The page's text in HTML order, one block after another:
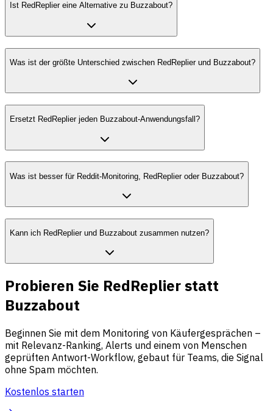
Ist RedReplier eine Alternative zu Buzzabout?
Was ist der größte Unterschied zwischen RedReplier und Buzzabout?
Ersetzt RedReplier jeden Buzzabout-Anwendungsfall?
Was ist besser für Reddit-Monitoring, RedReplier oder Buzzabout?
Kann ich RedReplier und Buzzabout zusammen nutzen?
Probieren Sie RedReplier statt
Buzzabout
Beginnen Sie mit dem Monitoring von Käufergesprächen –
mit Relevanz-Ranking, Alerts und einem von Menschen
geprüften Antwort-Workflow, gebaut für Teams, die Signal
ohne Spam möchten.
Kostenlos starten